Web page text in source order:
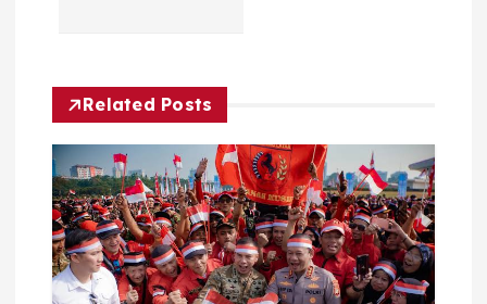
v
g
a
t
Related Posts